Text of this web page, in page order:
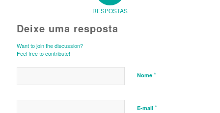
RESPOSTAS
Deixe uma resposta
Want to join the discussion?
Feel free to contribute!
Nome *
E-mail *